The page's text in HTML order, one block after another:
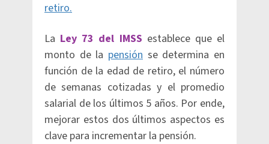
retiro.
La Ley 73 del IMSS establece que el
monto de la pensión se determina en
función de la edad de retiro, el número
de semanas cotizadas y el promedio
salarial de los últimos 5 años. Por ende,
mejorar estos dos últimos aspectos es
clave para incrementar la pensión.